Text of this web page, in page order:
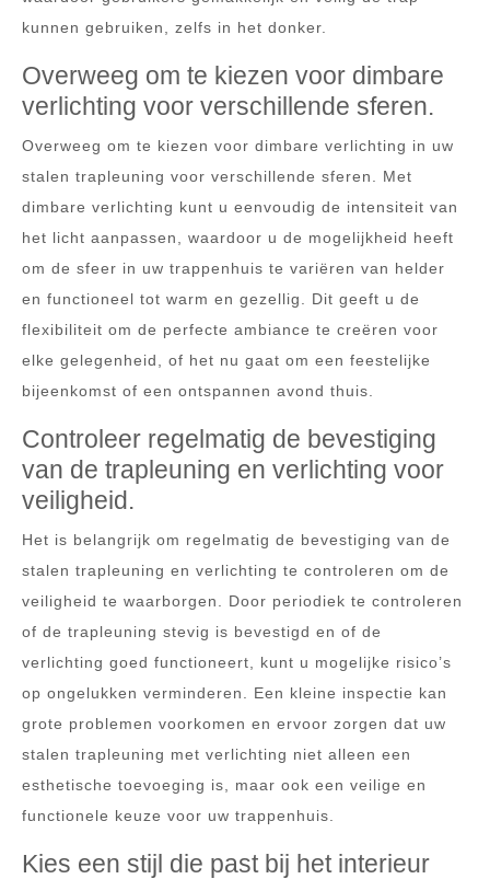
kunnen gebruiken, zelfs in het donker.
Overweeg om te kiezen voor dimbare
verlichting voor verschillende sferen.
Overweeg om te kiezen voor dimbare verlichting in uw
stalen trapleuning voor verschillende sferen. Met
dimbare verlichting kunt u eenvoudig de intensiteit van
het licht aanpassen, waardoor u de mogelijkheid heeft
om de sfeer in uw trappenhuis te variëren van helder
en functioneel tot warm en gezellig. Dit geeft u de
flexibiliteit om de perfecte ambiance te creëren voor
elke gelegenheid, of het nu gaat om een feestelijke
bijeenkomst of een ontspannen avond thuis.
Controleer regelmatig de bevestiging
van de trapleuning en verlichting voor
veiligheid.
Het is belangrijk om regelmatig de bevestiging van de
stalen trapleuning en verlichting te controleren om de
veiligheid te waarborgen. Door periodiek te controleren
of de trapleuning stevig is bevestigd en of de
verlichting goed functioneert, kunt u mogelijke risico’s
op ongelukken verminderen. Een kleine inspectie kan
grote problemen voorkomen en ervoor zorgen dat uw
stalen trapleuning met verlichting niet alleen een
esthetische toevoeging is, maar ook een veilige en
functionele keuze voor uw trappenhuis.
Kies een stijl die past bij het interieur